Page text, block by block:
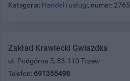
Kategoria: Handel i usługi, numer: 2765
Zakład Krawiecki Gwiazdka
ul. Podgórna 5, 83-110 Tczew
Telefon: 691355498